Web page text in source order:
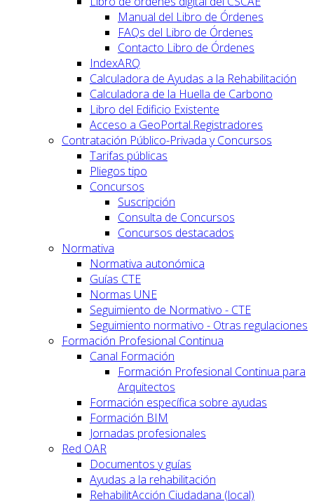
Manual del Libro de Órdenes
FAQs del Libro de Órdenes
Contacto Libro de Órdenes
IndexARQ
Calculadora de Ayudas a la Rehabilitación
Calculadora de la Huella de Carbono
Libro del Edificio Existente
Acceso a GeoPortal.Registradores
Contratación Público-Privada y Concursos
Tarifas públicas
Pliegos tipo
Concursos
Suscripción
Consulta de Concursos
Concursos destacados
Normativa
Normativa autonómica
Guías CTE
Normas UNE
Seguimiento de Normativo - CTE
Seguimiento normativo - Otras regulaciones
Formación Profesional Continua
Canal Formación
Formación Profesional Continua para
Arquitectos
Formación específica sobre ayudas
Formación BIM
Jornadas profesionales
Red OAR
Documentos y guías
Ayudas a la rehabilitación
RehabilitAcción Ciudadana (local)